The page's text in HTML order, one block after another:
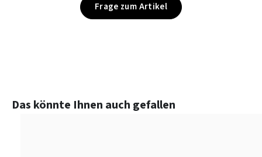
Frage zum Artikel
Produktgalerie überspringen
Das könnte Ihnen auch gefallen